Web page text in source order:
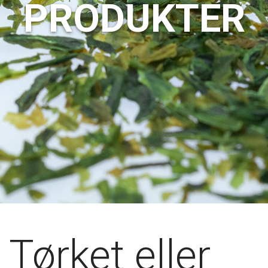
PRODUKTER
Tørket eller